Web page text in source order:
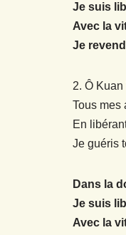
Je suis
Avec la
Je
2. Ô
Tous mes
En
Je guéris
Dans la
Je suis
Avec la